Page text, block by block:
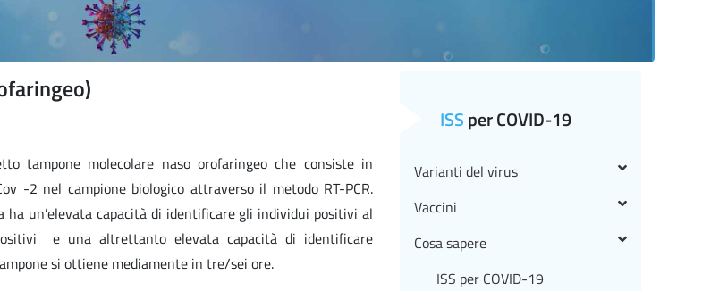
tampone molecolare naso orofaringeo che consiste in
-2 nel campione biologico attraverso il metodo RT-PCR.
un’elevata capacità di identificare gli individui positivi al
e una altrettanto elevata capacità di identificare
si ottiene mediamente in tre/sei ore.
ISSper COVID-19
Varianti del virus
Vaccini
Cosa sapere
ISS per COVID-19